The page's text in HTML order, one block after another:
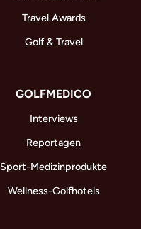
Travel Awards
Golf & Travel
GOLFMEDICO
Interviews
Reportagen
Sport-Medizinprodukte
Wellness-Golfhotels